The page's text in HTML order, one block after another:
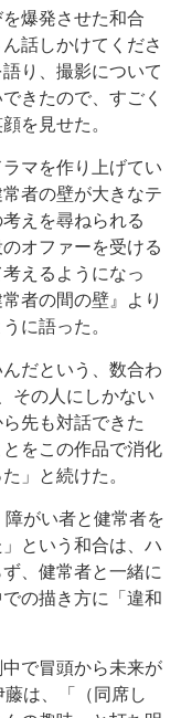
爆発させた和合
話しかけてくださ
り、撮影について
きたので、すごく
を見せた。
マを作り上げてい
者の壁が大きなテ
えを尋ねられる
オファーを受ける
えるようになっ
者の間の壁』より
に語った。
だという、数合わ
その人にしかない
先も対話できた
をこの作品で消化
」と続けた。
がい者と健常者を
という和合は、ハ
、健常者と一緒に
の描き方に「違和
で冒頭から未来が
は、「（同席し